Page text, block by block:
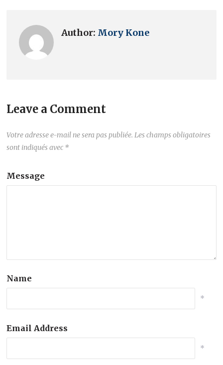
Author: Mory Kone
Leave a Comment
Votre adresse e-mail ne sera pas publiée. Les champs obligatoires
sont indiqués avec *
Message
Name
*
Email Address
*